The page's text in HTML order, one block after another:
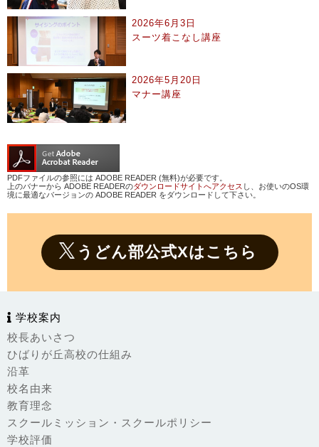
2026年6月3日
スーツ着こなし講座
2026年5月20日
マナー講座
PDFファイルの参照には ADOBE READER (無料)が必要です。
上のバナーから ADOBE READERのダウンロードサイトへアクセス し、お使いのOS環
境に最適なバージョンの ADOBE READER をダウンロードして下さい。
うどん部公式Xはこちら
学校案内
校長あいさつ
ひばりが丘高校の仕組み
沿革
校名由来
教育理念
スクールミッション・スクールポリシー
学校評価